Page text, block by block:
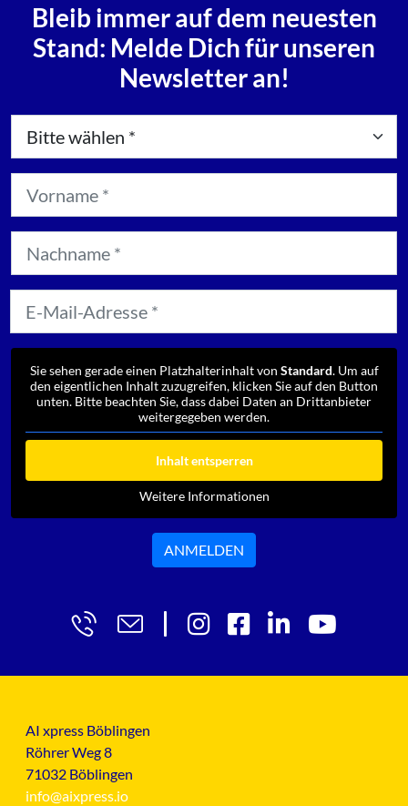
Bleib immer auf dem neuesten
Stand: Melde Dich für unseren
Newsletter an!
Sie sehen gerade einen Platzhalterinhalt von Standard. Um auf
den eigentlichen Inhalt zuzugreifen, klicken Sie auf den Button
unten. Bitte beachten Sie, dass dabei Daten an Drittanbieter
weitergegeben werden.
Inhalt entsperren
Weitere Informationen
ANMELDEN
AI xpress Böblingen
Röhrer Weg 8
71032 Böblingen
info@aixpress.io